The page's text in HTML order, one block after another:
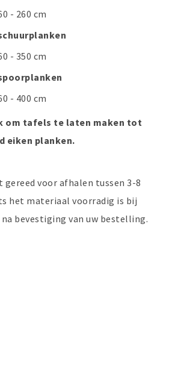
- 260 cm
- 350 cm
- 400 cm
om tafels te laten maken tot
eiken planken.
gereed voor afhalen tussen 3-8
het materiaal voorradig is bij
bevestiging van uw bestelling.